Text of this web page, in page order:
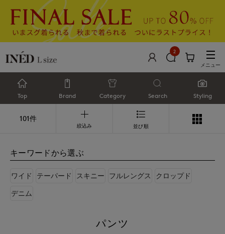
2
メニュー
Top Brand Category Search Styling
101件
絞込み 並び順
キーワードから選ぶ
ワイド テーパード スキニー フルレングス クロップド
デニム
パンツ